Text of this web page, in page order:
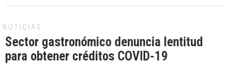
NOTICIAS
Sector gastronómico denuncia lentitud
para obtener créditos COVID-19